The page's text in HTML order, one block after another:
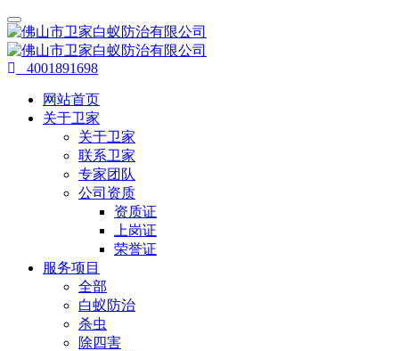
4001891698
网站首页
关于卫家
关于卫家
联系卫家
专家团队
公司资质
资质证
上岗证
荣誉证
服务项目
全部
白蚁防治
杀虫
除四害